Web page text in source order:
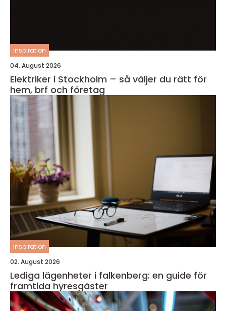
inspiration
04. August 2026
Elektriker i Stockholm – så väljer du rätt för
hem, brf och företag
inspiration
02. August 2026
Lediga lägenheter i falkenberg: en guide för
framtida hyresgäster